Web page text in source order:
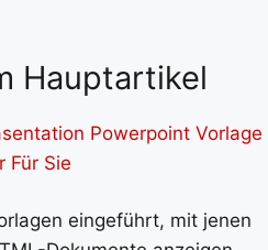
Hauptartikel
Powerpoint Vorlage
Für Sie
eingeführt, mit jenen